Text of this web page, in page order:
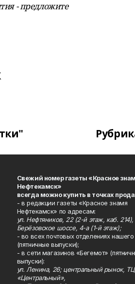
- предложите
Свежий номер газеты «Красное
Нефтекамск»
всегда можно купить в точках
- в редакции газеты «Красное знамя
Нефтекамск» по адресам:
ул. Нефтяников, 22 (2-й этаж, каб. 214),
Берёзовское шоссе, 4-а (1-й этаж);
- во всех почтовых отделениях
(пятничные выпуски);
- в сети магазинов «Бегемот»
выпуски):
ул. Ленина, 26; центральный рынок, ТЦ
«Центральный»,